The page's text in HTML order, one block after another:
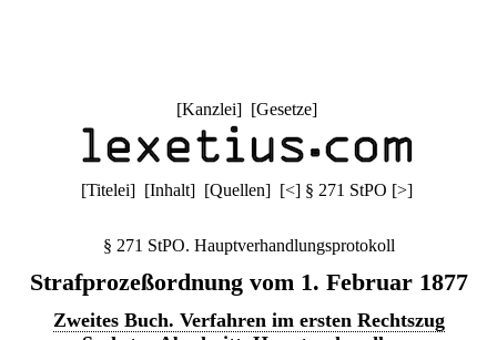
[Kanzlei] [Gesetze]
[Titelei] [Inhalt] [Quellen] [<] § 271 StPO [>]
§ 271 StPO. Hauptverhandlungsprotokoll
Strafprozeßordnung vom 1. Februar 1877
Zweites Buch. Verfahren im ersten Rechtszug